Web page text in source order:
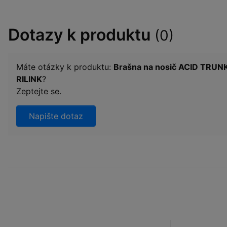
Dotazy k produktu (0)
Máte otázky k produktu: Brašna na nosič ACID
RILINK?
Zeptejte se.
Napište dotaz